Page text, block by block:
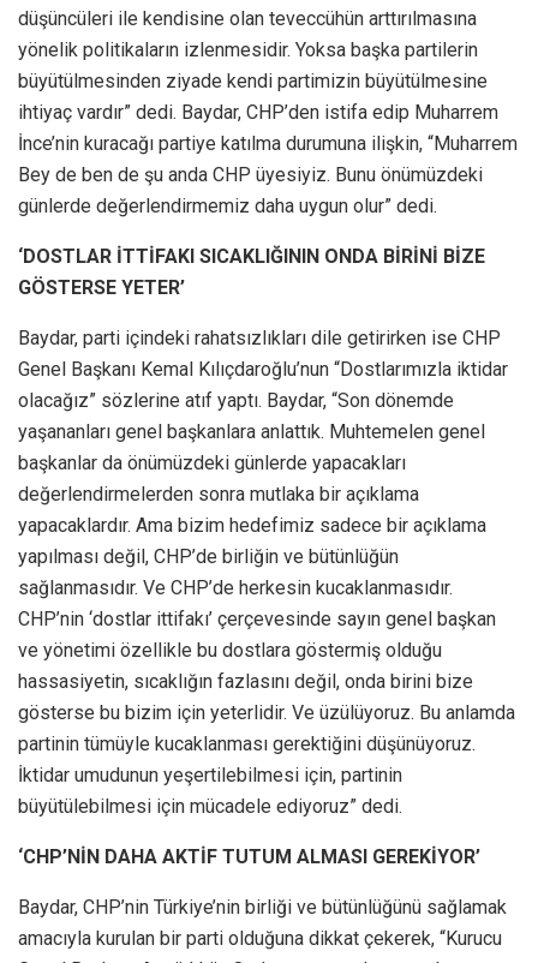
düşüncüleri ile kendisine olan teveccühün arttırılmasına
yönelik politikaların izlenmesidir. Yoksa başka partilerin
büyütülmesinden ziyade kendi partimizin büyütülmesine
ihtiyaç vardır” dedi. Baydar, CHP’den istifa edip Muharrem
İnce’nin kuracağı partiye katılma durumuna ilişkin, “Muharrem
Bey de ben de şu anda CHP üyesiyiz. Bunu önümüzdeki
günlerde değerlendirmemiz daha uygun olur” dedi.
‘DOSTLAR İTTİFAKI SICAKLIĞININ ONDA BİRİNİ BİZE
GÖSTERSE YETER’
Baydar, parti içindeki rahatsızlıkları dile getirirken ise CHP
Genel Başkanı Kemal Kılıçdaroğlu’nun “Dostlarımızla iktidar
olacağız” sözlerine atıf yaptı. Baydar, “Son dönemde
yaşananları genel başkanlara anlattık. Muhtemelen genel
başkanlar da önümüzdeki günlerde yapacakları
değerlendirmelerden sonra mutlaka bir açıklama
yapacaklardır. Ama bizim hedefimiz sadece bir açıklama
yapılması değil, CHP’de birliğin ve bütünlüğün
sağlanmasıdır. Ve CHP’de herkesin kucaklanmasıdır.
CHP’nin ‘dostlar ittifakı’ çerçevesinde sayın genel başkan
ve yönetimi özellikle bu dostlara göstermiş olduğu
hassasiyetin, sıcaklığın fazlasını değil, onda birini bize
gösterse bu bizim için yeterlidir. Ve üzülüyoruz. Bu anlamda
partinin tümüyle kucaklanması gerektiğini düşünüyoruz.
İktidar umudunun yeşertilebilmesi için, partinin
büyütülebilmesi için mücadele ediyoruz” dedi.
‘CHP’NİN DAHA AKTİF TUTUM ALMASI GEREKİYOR’
Baydar, CHP’nin Türkiye’nin birliği ve bütünlüğünü sağlamak
amacıyla kurulan bir parti olduğuna dikkat çekerek, “Kurucu